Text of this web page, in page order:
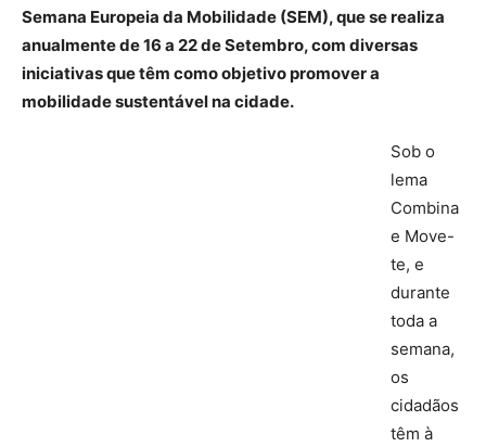
Semana Europeia da Mobilidade (SEM), que se realiza
anualmente de 16 a 22 de Setembro, com diversas
iniciativas que têm como objetivo promover a
mobilidade sustentável na cidade.
Sob o
lema
Combina
e Move-
te, e
durante
toda a
semana,
os
cidadãos
têm à